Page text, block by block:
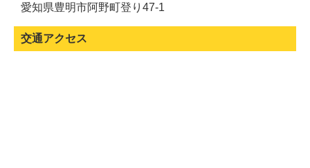
愛知県豊明市阿野町登り47-1
交通アクセス